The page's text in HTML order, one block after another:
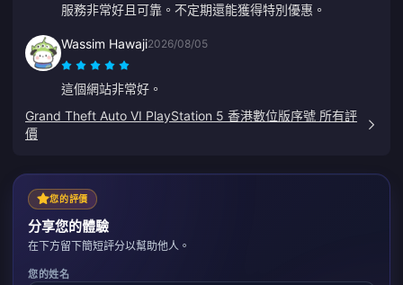
服務非常好且可靠。不定期還能獲得特別優惠。
Wassim Hawaji2026/08/05
這個網站非常好。
Grand Theft Auto VI PlayStation 5 香港數位版序號 所有評
價
您的評價
分享您的體驗
在下方留下簡短評分以幫助他人。
您的姓名